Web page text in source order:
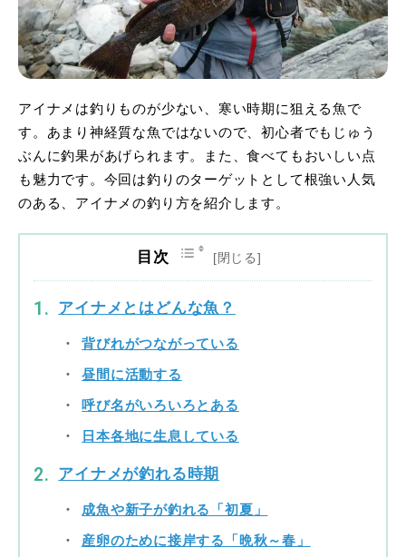
アイナメは釣りものが少ない、寒い時期に狙える魚で
す。あまり神経質な魚ではないので、初心者でもじゅう
ぶんに釣果があげられます。また、食べてもおいしい点
も魅力です。今回は釣りのターゲットとして根強い人気
のある、アイナメの釣り方を紹介します。
目次
アイナメとはどんな魚？
背びれがつながっている
昼間に活動する
呼び名がいろいろとある
日本各地に生息している
アイナメが釣れる時期
成魚や新子が釣れる「初夏」
産卵のために接岸する「晩秋～春」